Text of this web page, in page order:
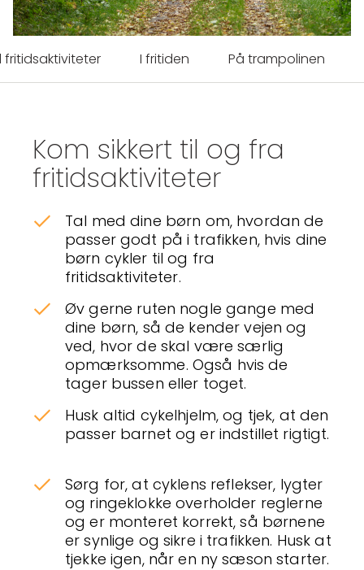
fritidsaktiviteter I fritiden På trampolinen
Kom sikkert til og fra
fritidsaktiviteter
Tal med dine børn om, hvordan de
passer godt på i trafikken, hvis dine
børn cykler til og fra
fritidsaktiviteter.
Øv gerne ruten nogle gange med
dine børn, så de kender vejen og
ved, hvor de skal være særlig
opmærksomme. Også hvis de
tager bussen eller toget.
Husk altid cykelhjelm, og tjek, at den
passer barnet og er indstillet rigtigt.
Sørg for, at cyklens reflekser, lygter
og ringeklokke overholder reglerne
og er monteret korrekt, så børnene
er synlige og sikre i trafikken. Husk at
tjekke igen, når en ny sæson starter.